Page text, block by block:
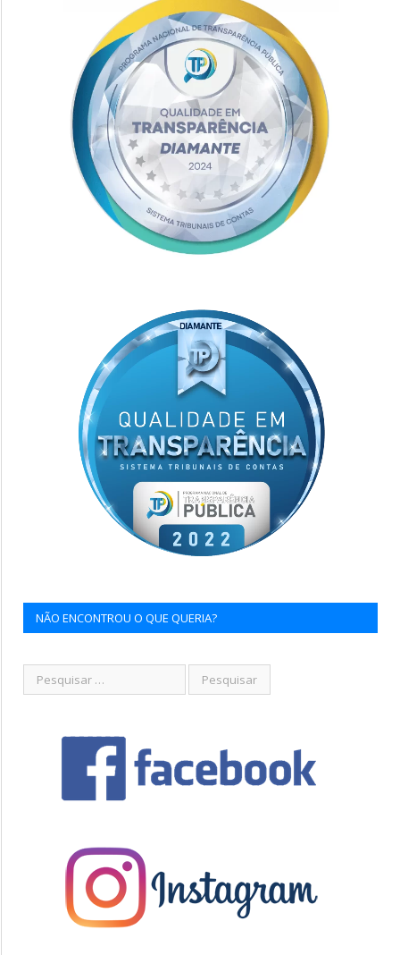
NÃO ENCONTROU O QUE QUERIA?